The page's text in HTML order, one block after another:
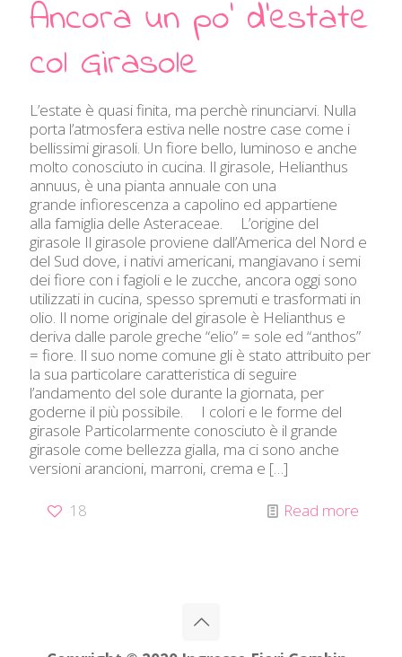
Ancora un po’ d’estate
col Girasole
L’estate è quasi finita, ma perchè rinunciarvi. Nulla
porta l’atmosfera estiva nelle nostre case come i
bellissimi girasoli. Un fiore bello, luminoso e anche
molto conosciuto in cucina. Il girasole, Helianthus
annuus, è una pianta annuale con una
grande infiorescenza a capolino ed appartiene
alla famiglia delle Asteraceae. L’origine del
girasole Il girasole proviene dall’America del Nord e
del Sud dove, i nativi americani, mangiavano i semi
dei fiore con i fagioli e le zucche, ancora oggi sono
utilizzati in cucina, spesso spremuti e trasformati in
olio. Il nome originale del girasole è Helianthus e
deriva dalle parole greche “elio” = sole ed “anthos”
= fiore. Il suo nome comune gli è stato attribuito per
la sua particolare caratteristica di seguire
l’andamento del sole durante la giornata, per
goderne il più possibile. I colori e le forme del
girasole Particolarmente conosciuto è il grande
girasole come bellezza gialla, ma ci sono anche
versioni arancioni, marroni, crema e […]
18 Read more